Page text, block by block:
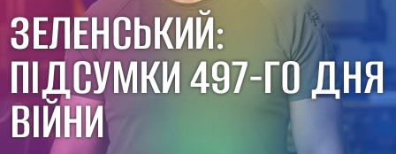
ЗЕЛЕНСЬКИЙ:
ПІДСУМКИ 497-ГО ДНЯ
ВІЙНИ